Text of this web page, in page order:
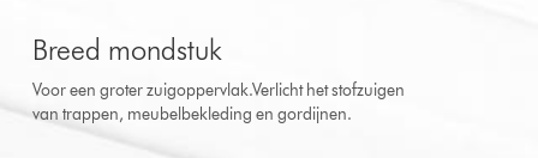
Breed mondstuk
Voor een groter zuigoppervlak.Verlicht het stofzuigen
van trappen, meubelbekleding en gordijnen.